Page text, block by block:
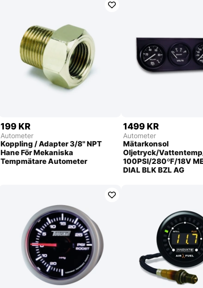
199 KR
Autometer
Koppling / Adapter 3/8'' NPT
Hane För Mekaniska
Tempmätare Autometer
1499 KR
Autometer
Mätarkonsol
Oljetryck/
100PSI/280ºF/18V
DIAL BLK BZL AG